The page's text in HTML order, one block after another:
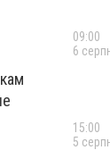
09:00
6
15:00
5